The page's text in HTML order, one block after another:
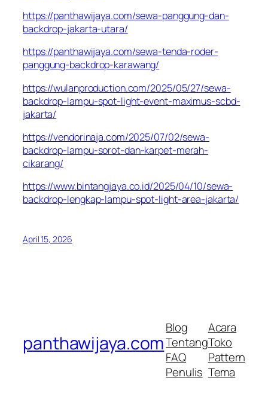
https://panthawijaya.com/sewa-panggung-dan-
backdrop-jakarta-utara/
https://panthawijaya.com/sewa-tenda-roder-
panggung-backdrop-karawang/
https://wulanproduction.com/2025/05/27/sewa-
backdrop-lampu-spot-light-event-maximus-scbd-
jakarta/
https://vendorinaja.com/2025/07/02/sewa-
backdrop-lampu-sorot-dan-karpet-merah-
cikarang/
https://www.bintangjaya.co.id/2025/04/10/sewa-
backdrop-lengkap-lampu-spot-light-area-jakarta/
April 15, 2026
panthawijaya.com
Blog
Tentang
FAQ
Penulis
Acara
Toko
Pattern
Tema